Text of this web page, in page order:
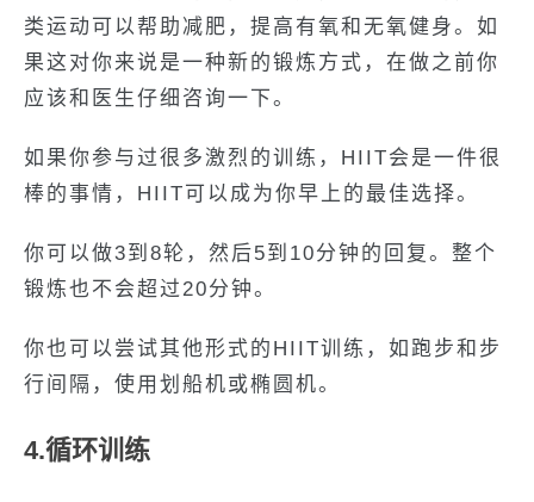
类运动可以帮助减肥，提高有氧和无氧健身。如
果这对你来说是一种新的锻炼方式，在做之前你
应该和医生仔细咨询一下。
如果你参与过很多激烈的训练，HIIT会是一件很
棒的事情，HIIT可以成为你早上的最佳选择。
你可以做3到8轮，然后5到10分钟的回复。整个
锻炼也不会超过20分钟。
你也可以尝试其他形式的HIIT训练，如跑步和步
行间隔，使用划船机或椭圆机。
4.循环训练